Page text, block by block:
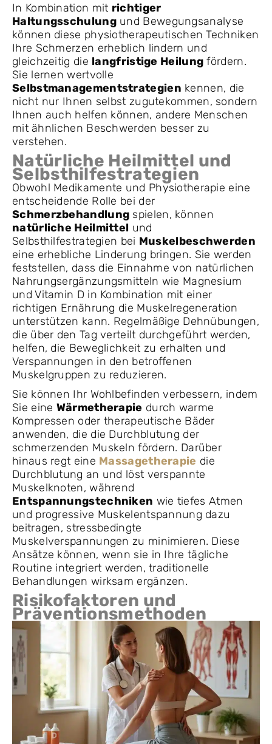
In Kombination mit richtiger
Haltungsschulungund Bewegungsanalyse
können diese physiotherapeutischen Techniken
Ihre Schmerzen erheblich lindern und
gleichzeitig die langfristige Heilung fördern.
Sie lernen wertvolle
Selbstmanagementstrategien kennen, die
nicht nur Ihnen selbst zugutekommen, sondern
Ihnen auch helfen können, andere Menschen
mit ähnlichen Beschwerden besser zu
verstehen.
Natürliche Heilmittel und
Selbsthilfestrategien
Obwohl Medikamente und Physiotherapie eine
entscheidende Rolle bei der
Schmerzbehandlung spielen, können
natürliche Heilmittel und
Selbsthilfestrategien bei Muskelbeschwerden
eine erhebliche Linderung bringen. Sie werden
feststellen, dass die Einnahme von natürlichen
Nahrungsergänzungsmitteln wie Magnesium
und Vitamin D in Kombination mit einer
richtigen Ernährung die Muskelregeneration
unterstützen kann. Regelmäßige Dehnübungen,
die über den Tag verteilt durchgeführt werden,
helfen, die Beweglichkeit zu erhalten und
Verspannungen in den betroffenen
Muskelgruppen zu reduzieren.
Sie können Ihr Wohlbefinden verbessern, indem
Sie eine Wärmetherapie durch warme
Kompressen oder therapeutische Bäder
anwenden, die die Durchblutung der
schmerzenden Muskeln fördern. Darüber
hinaus regt eine Massagetherapie die
Durchblutung an und löst verspannte
Muskelknoten, während
Entspannungstechniken wie tiefes Atmen
und progressive Muskelentspannung dazu
beitragen, stressbedingte
Muskelverspannungen zu minimieren. Diese
Ansätze können, wenn sie in Ihre tägliche
Routine integriert werden, traditionelle
Behandlungen wirksam ergänzen.
Risikofaktoren und
Präventionsmethoden